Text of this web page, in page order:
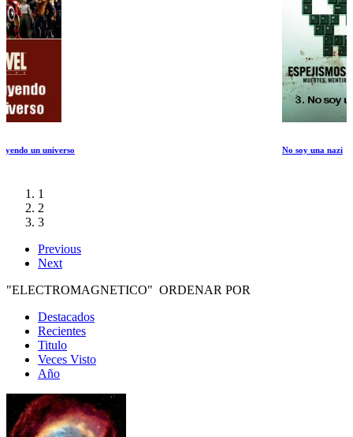
No soy una nazi
1
2
3
Previous
Next
"ELECTROMAGNETICO" ORDENAR POR
Destacados
Recientes
Titulo
Veces Visto
Año